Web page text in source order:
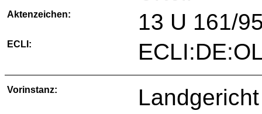
Aktenzeichen: 13 U 161/
ECLI:
Vorinstanz: